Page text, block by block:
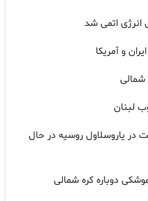
انرژی اتمی شد
و آمریکا
شمالی
لبنان
در یاروسلاول روسیه در حال
دوباره کره شمالی